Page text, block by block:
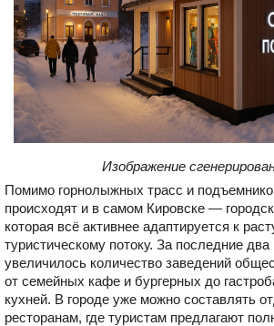
Изображение
Помимо горнолыжных трасс и
происходят и в самом Кировске —
которая всё активнее адаптируется к
туристическому потоку. За последние два
увеличилось количество заведений
от семейных кафе и бургерных до
кухней. В городе уже можно составлять
ресторанам, где туристам предлагают